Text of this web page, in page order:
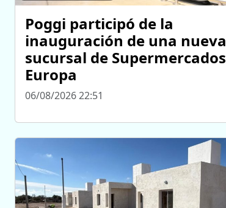
Poggi participó de la
inauguración de una nueva
sucursal de Supermercados
Europa
06/08/2026 22:51